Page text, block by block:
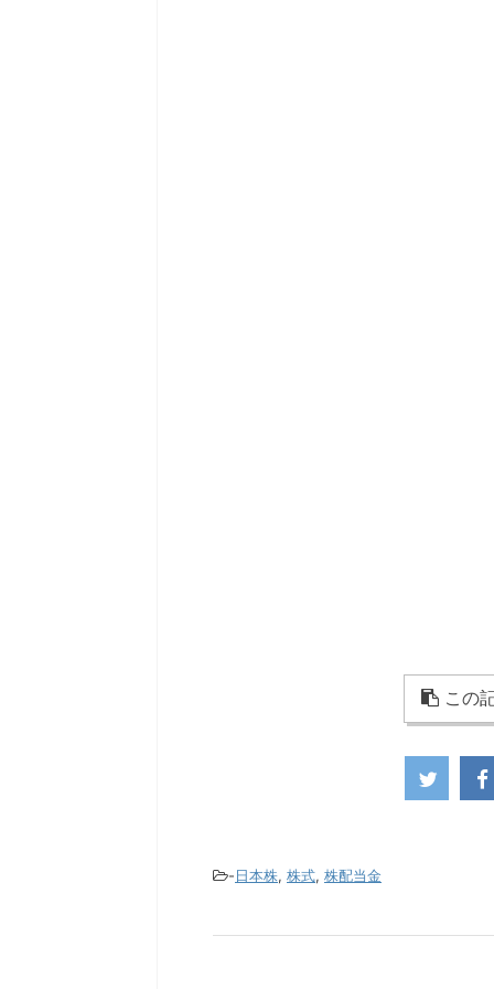
この
-日本株, 株式, 株配当金